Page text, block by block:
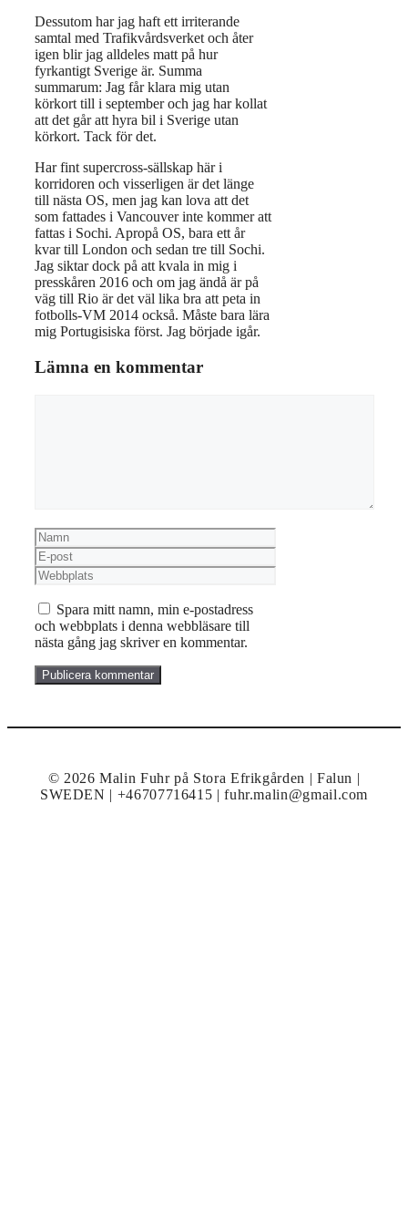
Dessutom har jag haft ett irriterande
samtal med Trafikvårdsverket och åter
igen blir jag alldeles matt på hur
fyrkantigt Sverige är. Summa
summarum: Jag får klara mig utan
körkort till i september och jag har kollat
att det går att hyra bil i Sverige utan
körkort. Tack för det.
Har fint supercross-sällskap här i
korridoren och visserligen är det länge
till nästa OS, men jag kan lova att det
som fattades i Vancouver inte kommer att
fattas i Sochi. Apropå OS, bara ett år
kvar till London och sedan tre till Sochi.
Jag siktar dock på att kvala in mig i
presskåren 2016 och om jag ändå är på
väg till Rio är det väl lika bra att peta in
fotbolls-VM 2014 också. Måste bara lära
mig Portugisiska först. Jag började igår.
Lämna en kommentar
Namn
E-
post
Webbplats
Spara mitt namn, min e-postadress
och webbplats i denna webbläsare till
nästa gång jag skriver en kommentar.
© 2026 Malin Fuhr på Stora Efrikgården | Falun |
SWEDEN | +46707716415 | fuhr.malin@gmail.com